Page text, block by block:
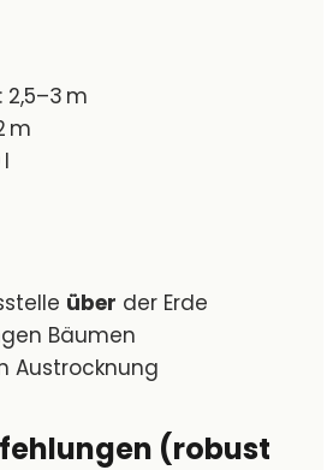
m
m
über der Erde
Bäumen
Austrocknung
(robust